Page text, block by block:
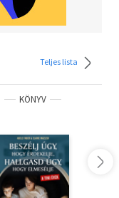
Teljes lista
KÖNYV